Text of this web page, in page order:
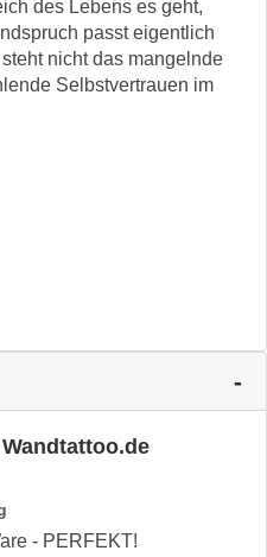
des Lebens es geht,
passt eigentlich
nicht das mangelnde
Selbstvertrauen im
- PERFEKT!